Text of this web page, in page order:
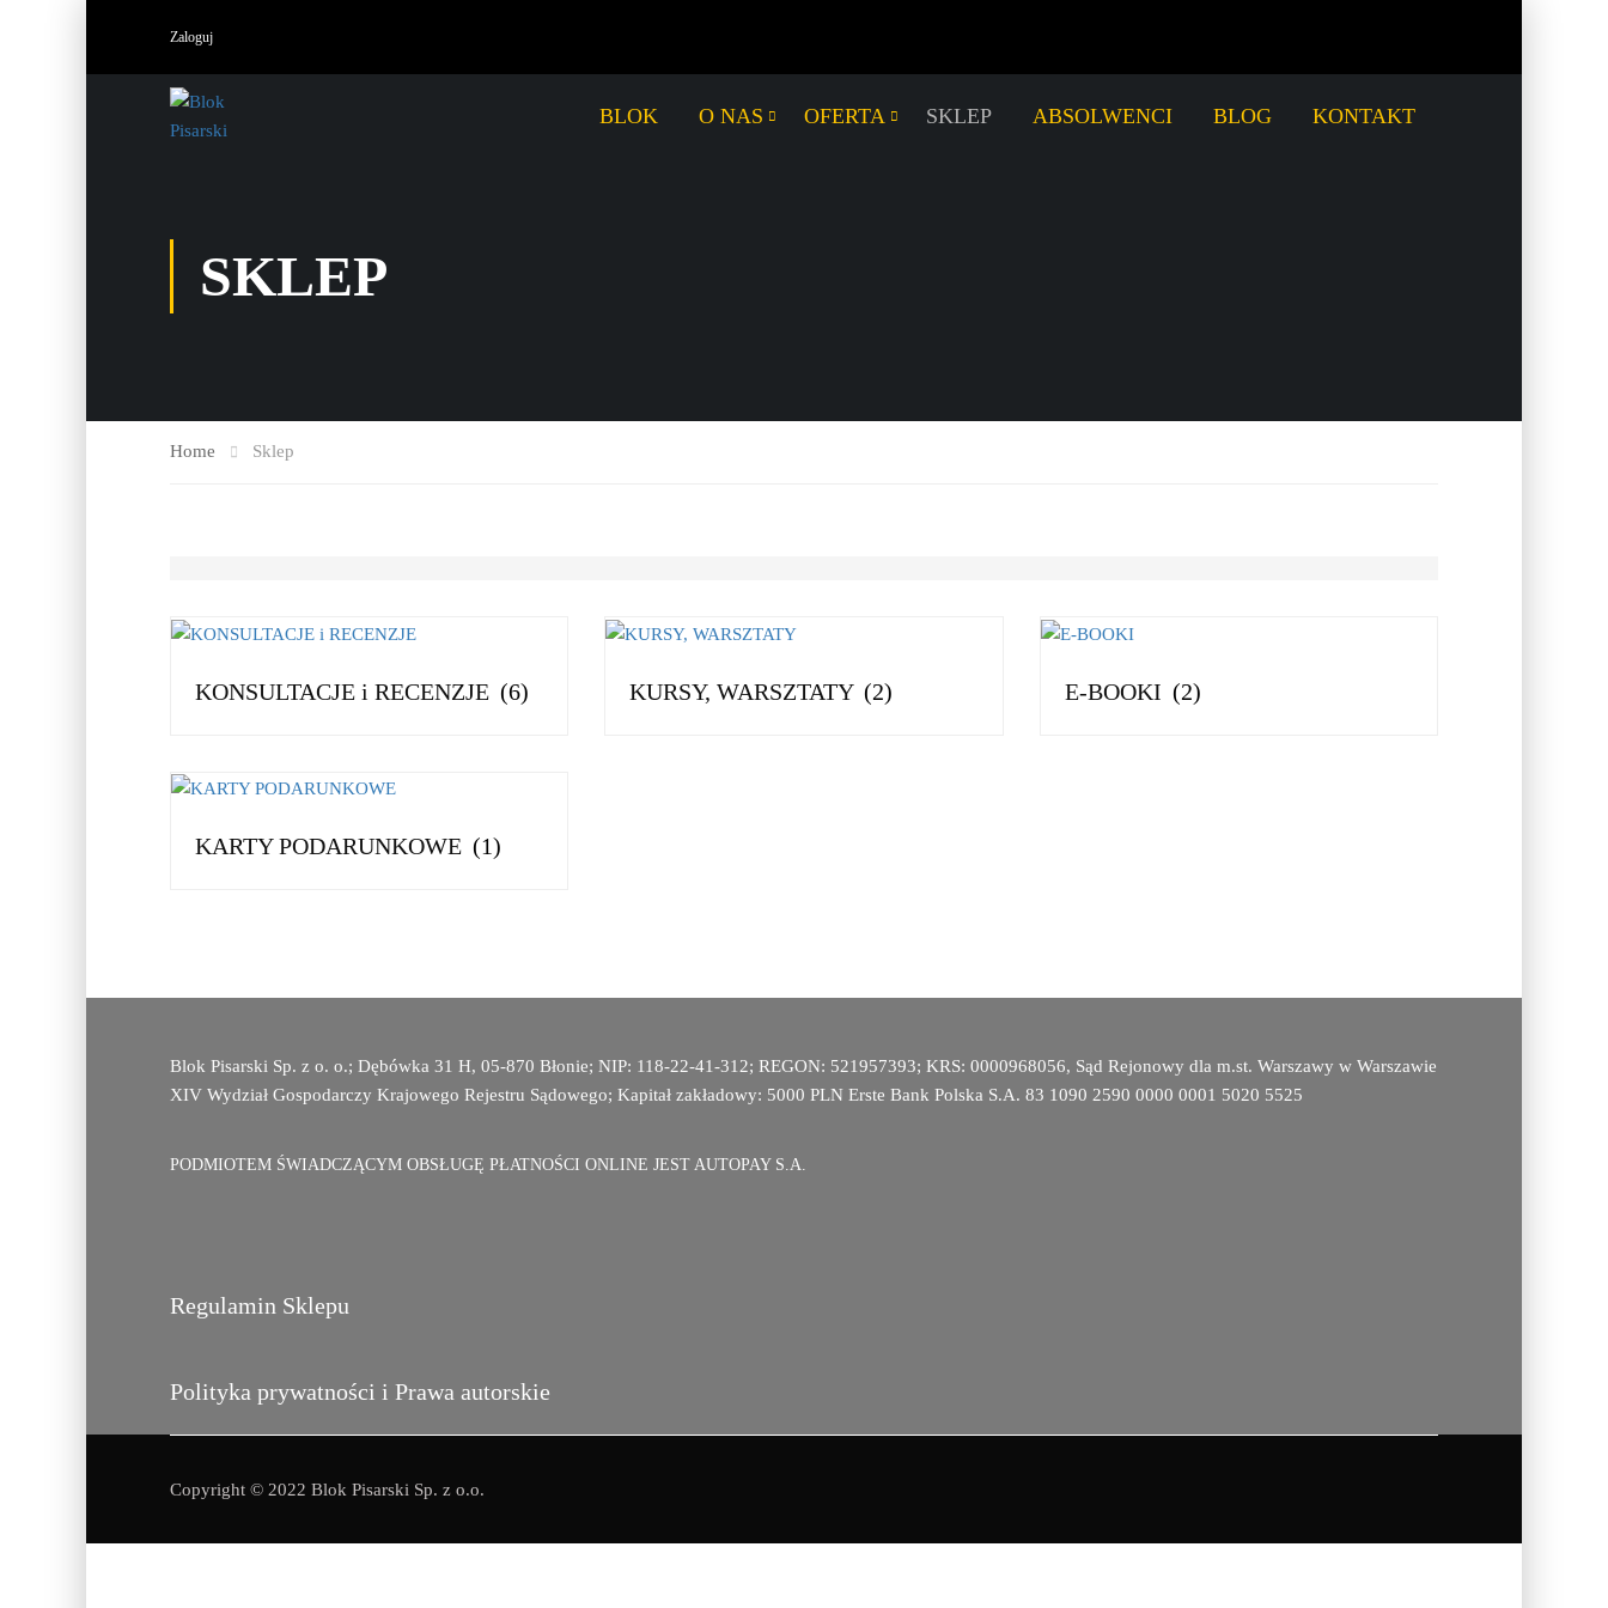
Zaloguj
BLOK O NAS OFERTA SKLEP ABSOLWENCI BLOG KONTAKT
SKLEP
Home Sklep
KONSULTACJE i RECENZJE (6) KURSY, WARSZTATY (2) E-BOOKI (2)
KARTY PODARUNKOWE (1)
Blok Pisarski Sp. z o. o.; Dębówka 31 H, 05-870 Błonie; NIP: 118-22-41-312; REGON: 521957393; KRS: 0000968056, Sąd Rejonowy dla m.st. Warszawy w Warszawie
XIV Wydział Gospodarczy Krajowego Rejestru Sądowego; Kapitał zakładowy: 5000 PLN Erste Bank Polska S.A. 83 1090 2590 0000 0001 5020 5525
PODMIOTEM ŚWIADCZĄCYM OBSŁUGĘ PŁATNOŚCI ONLINE JEST AUTOPAY S.A.
Regulamin Sklepu
Polityka prywatności i Prawa autorskie
Copyright © 2022 Blok Pisarski Sp. z o.o.